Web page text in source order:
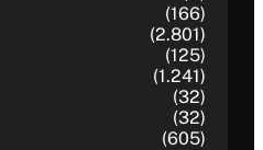
(166)
(2.801)
(125)
(1.241)
(32)
(32)
(605)